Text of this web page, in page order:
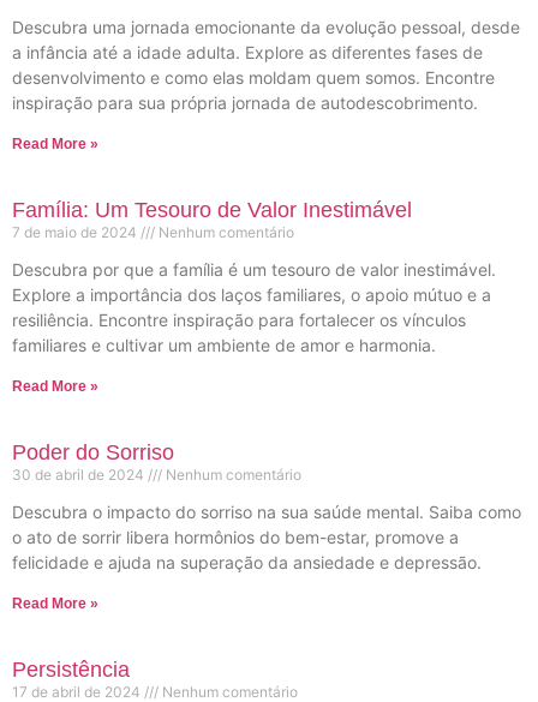
Descubra uma jornada emocionante da evolução pessoal, desde
a infância até a idade adulta. Explore as diferentes fases de
desenvolvimento e como elas moldam quem somos. Encontre
inspiração para sua própria jornada de autodescobrimento.
Read More »
Família: Um Tesouro de Valor Inestimável
7 de maio de 2024 Nenhum comentário
Descubra por que a família é um tesouro de valor inestimável.
Explore a importância dos laços familiares, o apoio mútuo e a
resiliência. Encontre inspiração para fortalecer os vínculos
familiares e cultivar um ambiente de amor e harmonia.
Read More »
Poder do Sorriso
30 de abril de 2024 Nenhum comentário
Descubra o impacto do sorriso na sua saúde mental. Saiba como
o ato de sorrir libera hormônios do bem-estar, promove a
felicidade e ajuda na superação da ansiedade e depressão.
Read More »
Persistência
17 de abril de 2024 Nenhum comentário